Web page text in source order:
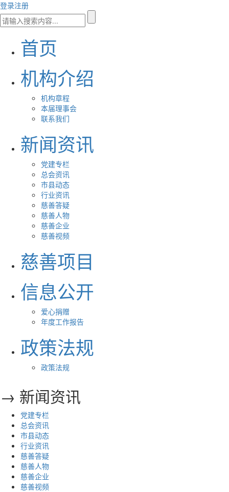
登录注册
首页
机构介绍
机构章程
本届理事会
联系我们
新闻资讯
党建专栏
总会资讯
市县动态
行业资讯
慈善答疑
慈善人物
慈善企业
慈善视频
慈善项目
信息公开
爱心捐赠
年度工作报告
政策法规
政策法规
→ 新闻资讯
党建专栏
总会资讯
市县动态
行业资讯
慈善答疑
慈善人物
慈善企业
慈善视频